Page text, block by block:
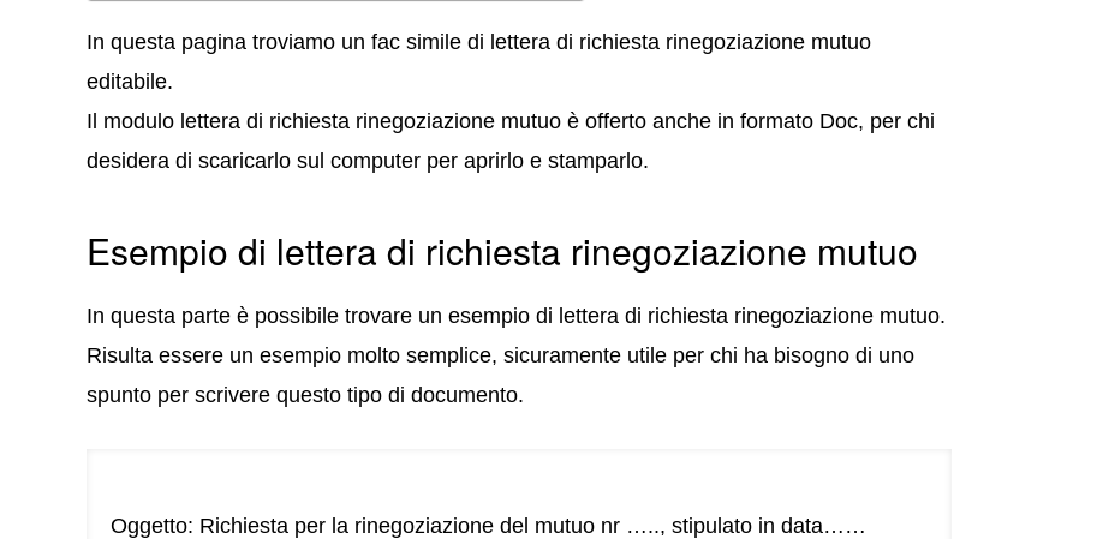
In questa pagina troviamo un fac simile di lettera di richiesta rinegoziazione mutuo
editabile.
Il modulo lettera di richiesta rinegoziazione mutuo è offerto anche in formato Doc, per chi
desidera di scaricarlo sul computer per aprirlo e stamparlo.
Esempio di lettera di richiesta rinegoziazione mutuo
In questa parte è possibile trovare un esempio di lettera di richiesta rinegoziazione mutuo.
Risulta essere un esempio molto semplice, sicuramente utile per chi ha bisogno di uno
spunto per scrivere questo tipo di documento.
Oggetto: Richiesta per la rinegoziazione del mutuo nr ….., stipulato in data……